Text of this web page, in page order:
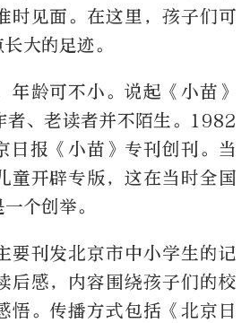
时见面。在这里，孩子们可
大的足迹。
年龄可不小。说起《小苗》
者、老读者并不陌生。1982
日报《小苗》专刊创刊。当
童开辟专版，这在当时全国
个创举。
要刊发北京市中小学生的记
后感，内容围绕孩子们的校
悟。传播方式包括《北京日